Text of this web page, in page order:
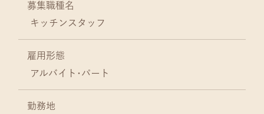
募集職種名
キッチンスタッフ
雇用形態
アルバイト･パート
勤務地